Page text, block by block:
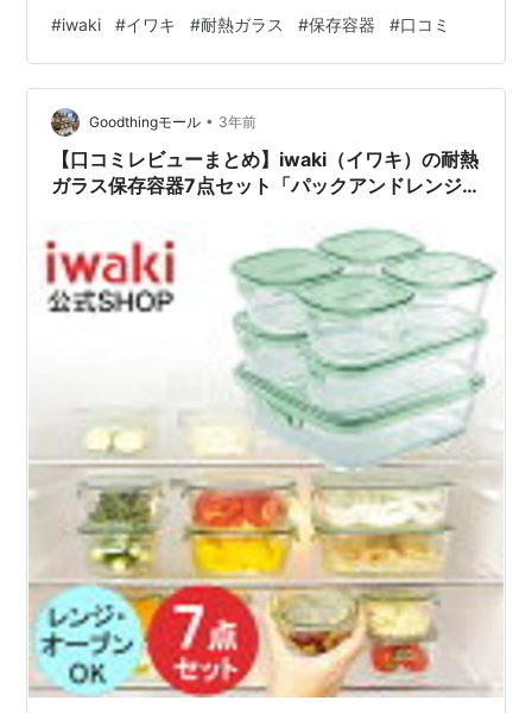
手が良くて、クールグレーの色が本当に気に入りまし
た。・オリーブグリーンの色が素敵で、サイズや形も使
いやすくて最高です。・グレーの色合いが素晴らしく、
ガラス製なので劣化しないのが嬉しいです。・500サイ
ズが使いやすくて、エコで中身が見えるのが…
#iwaki #イワキ #耐熱ガラス #保存容器 #口コミ
Goodthingモール • 3年前
【口コミレビューまとめ】iwaki（イワキ）の耐熱
ガラス保存容器7点セット「パックアンドレンジ